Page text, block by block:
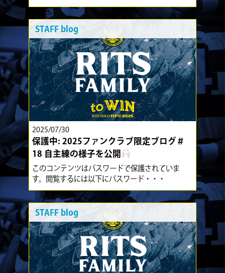
STAFF blog
2025/07/30
保護中: 2025ファンクラブ限定ブログ＃
18 自主練の様子を公開
このコンテンツはパスワードで保護されていま
す。閲覧するには以下にパスワード・・・
STAFF blog